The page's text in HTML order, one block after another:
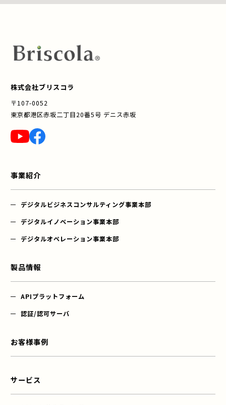
株式会社ブリスコラ
〒107-0052
東京都港区赤坂二丁目20番5号 デニス赤坂
事業紹介
デジタルビジネスコンサルティング事業本部
デジタルイノベーション事業本部
デジタルオペレーション事業本部
製品情報
APIプラットフォーム
認証/認可サーバ
お客様事例
サービス